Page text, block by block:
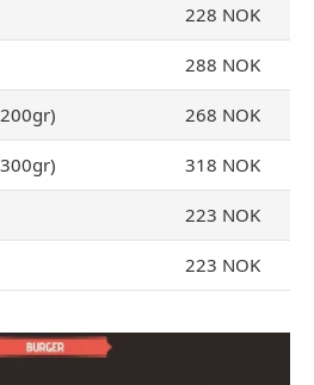
228 NOK
288 NOK
268 NOK
318 NOK
223 NOK
223 NOK